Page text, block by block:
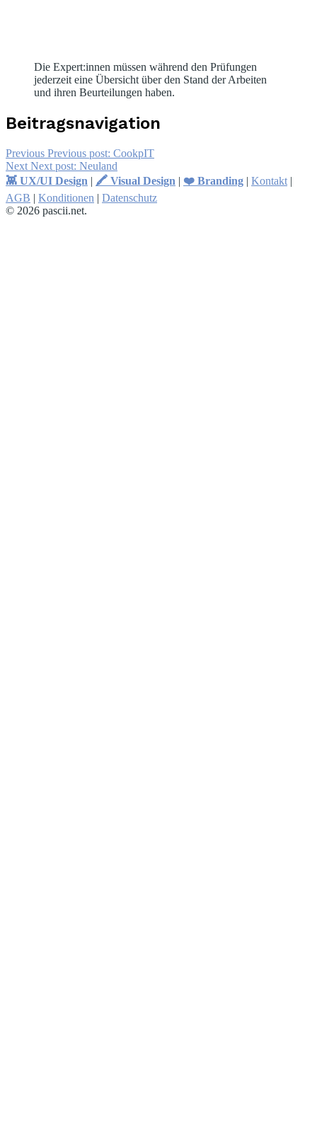
Die Expert:innen müssen während den Prüfungen
jederzeit eine Übersicht über den Stand der Arbeiten
und ihren Beurteilungen haben.
Beitragsnavigation
Previous Previous post: CookpIT
Next Next post: Neuland
👾 UX/UI Design | 🖍 Visual Design | ❤️ Branding | Kontakt |
AGB | Konditionen | Datenschutz
© 2026 pascii.net.